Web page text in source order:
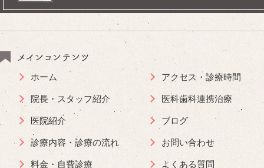
メインコンテンツ
ホーム
院長・スタッフ紹介
医院紹介
診療内容・診療の流れ
料金・自費診療
アクセス・診療時間
医科歯科連携治療
ブログ
お問い合わせ
よくある質問